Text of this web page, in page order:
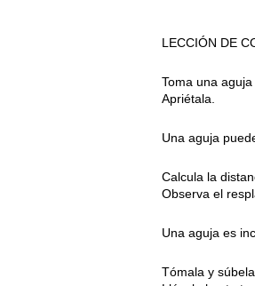
LECCIÓN DE
Toma una
Apriétala.
Una aguja
Calcula la
Observa el
Una aguja es
Tómala y súbela.